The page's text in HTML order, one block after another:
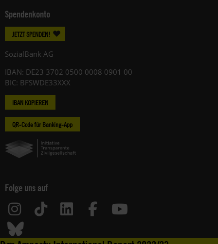
Spendenkonto
JETZT SPENDEN!
SozialBank AG
IBAN: DE23 3702 0500 0008 0901 00
BIC: BFSWDE33XXX
IBAN KOPIEREN
QR-Code für Banking-App
Folge uns auf